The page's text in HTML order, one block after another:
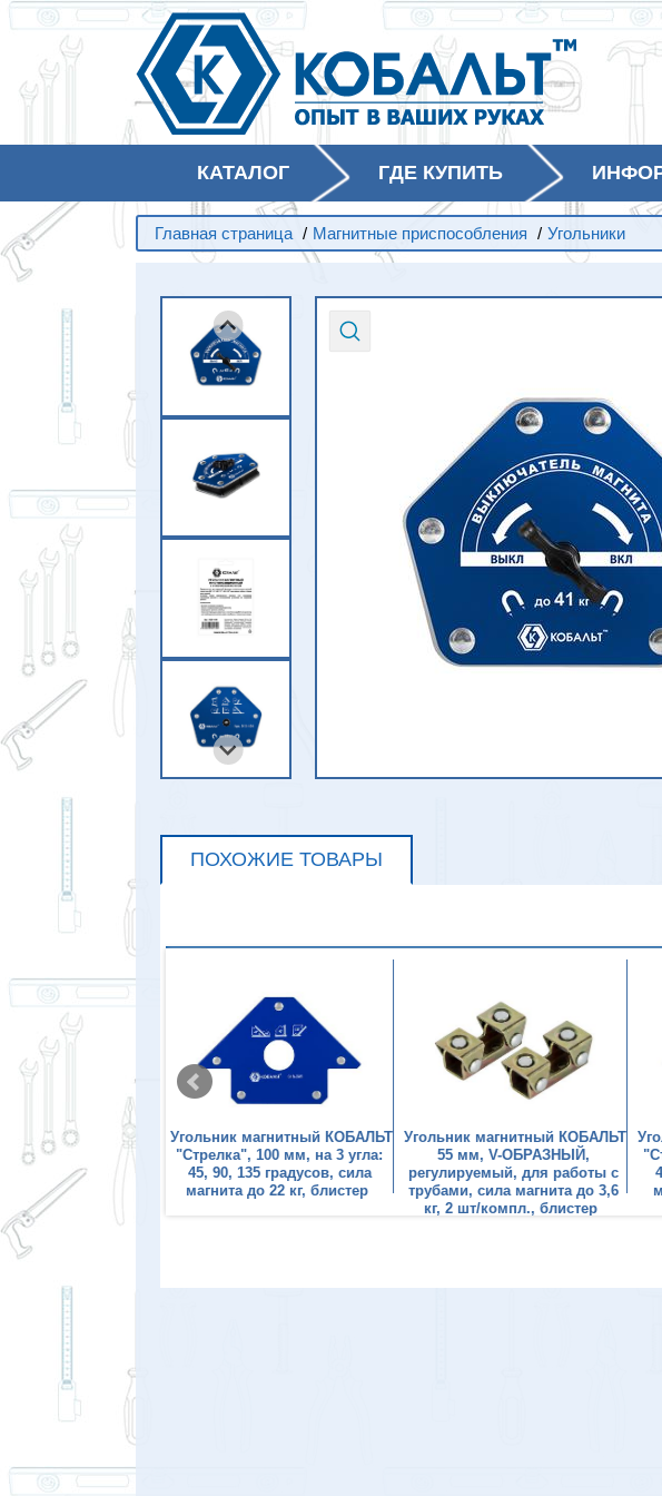
КАТАЛОГ ГДЕ КУПИТЬ
Главная страница / Магнитные приспособления / Угольники
ПОХОЖИЕ ТОВАРЫ
магнитный КОБАЛЬТ
на 6 углов: 30, 45,
135 градусов, сила
до 34 кг, блистер
Угольник магнитный КОБАЛЬТ
"Стрелка", 100 мм, на 3 угла:
45, 90, 135 градусов, сила
магнита до 22 кг, блистер
Угольник магнитный КОБАЛЬТ
55 мм, V-ОБРАЗНЫЙ,
регулируемый, для работы с
трубами, сила магнита до 3,6
кг, 2 шт/компл., блистер